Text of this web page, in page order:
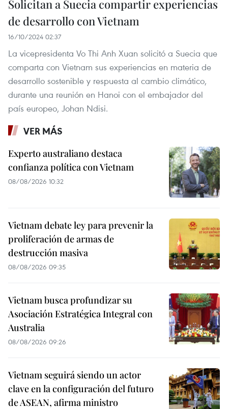
Solicitan a Suecia compartir experiencias
de desarrollo con Vietnam
16/10/2024 02:37
La vicepresidenta Vo Thi Anh Xuan solicitó a Suecia que
comparta con Vietnam sus experiencias en materia de
desarrollo sostenible y respuesta al cambio climático,
durante una reunión en Hanoi con el embajador del
país europeo, Johan Ndisi.
VER MÁS
Experto australiano destaca
confianza política con Vietnam
08/08/2026 10:32
Vietnam debate ley para prevenir la
proliferación de armas de
destrucción masiva
08/08/2026 09:35
Vietnam busca profundizar su
Asociación Estratégica Integral con
Australia
08/08/2026 09:26
Vietnam seguirá siendo un actor
clave en la configuración del futuro
de ASEAN, afirma ministro